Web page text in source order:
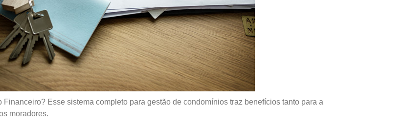
Esse sistema completo para gestão de condomínios traz benefícios tanto para a
moradores.